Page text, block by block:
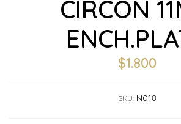
CIRCÓN
$1.800
SKU: N018